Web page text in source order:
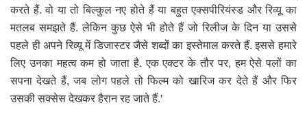
करते हैं. वो या तो बिल्कुल नए होते हैं या बहुत एक्सपीरियंस्ड और रिव्यू का
मतलब समझते हैं. लेकिन कुछ ऐसे भी होते हैं जो रिलीज के दिन या उससे
पहले ही अपने रिव्यू में डिजास्टर जैसे शब्दों का इस्तेमाल करते हैं. इससे हमारे
लिए उनका महत्व कम हो जाता है. एक एक्टर के तौर पर, हम ऐसे पलों का
सपना देखते हैं, जब लोग पहले तो फिल्म को खारिज कर देते हैं और फिर
उसकी सक्सेस देखकर हैरान रह जाते हैं.'